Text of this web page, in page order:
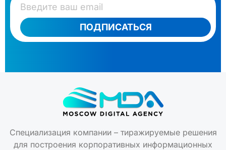
ПОДПИСАТЬСЯ
Специализация компании – тиражируемые решения
для построения корпоративных информационных